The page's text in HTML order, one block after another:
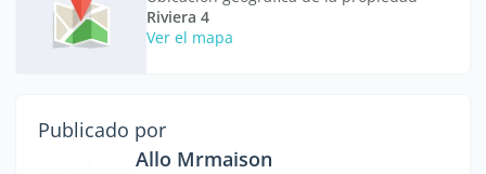
Riviera 4
Ver el mapa
Publicado por
Allo Mrmaison